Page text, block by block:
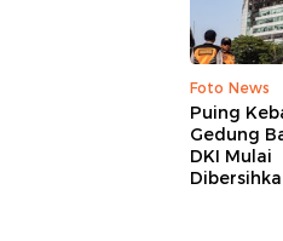
Foto News
Puing
Gedung
DKI Mulai